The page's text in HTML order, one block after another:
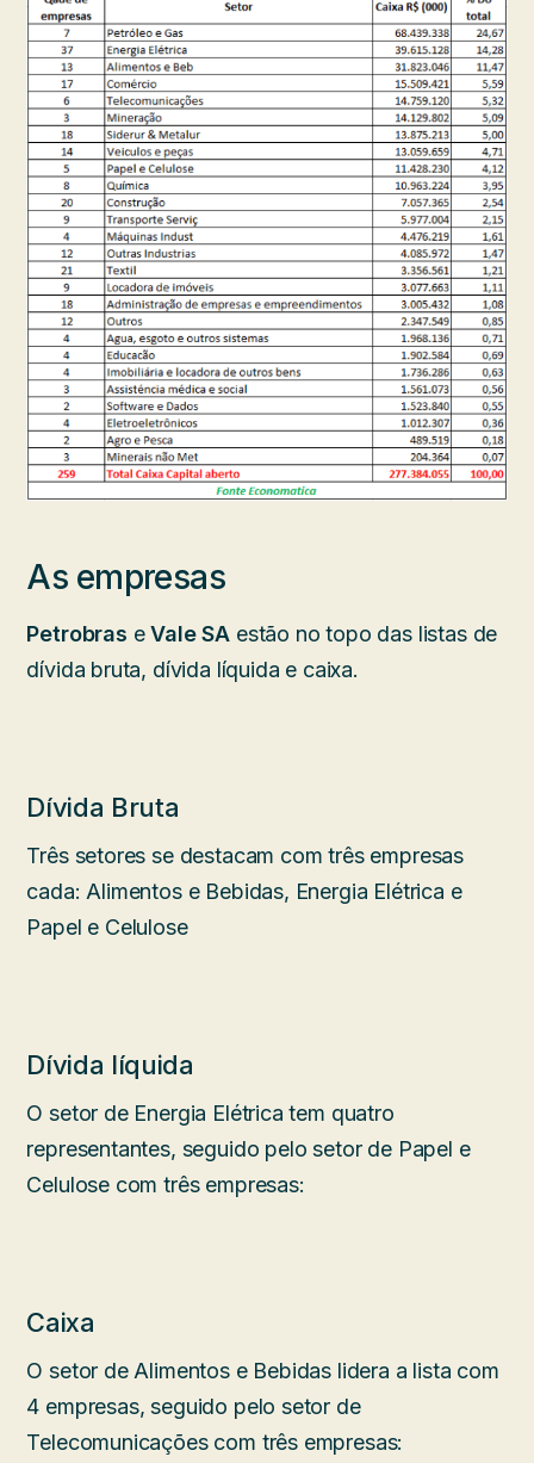
As empresas
Petrobras eVale SA estão no topo das listas de
dívida bruta, dívida líquida e caixa.
Dívida Bruta
Três setores se destacam com três empresas
cada: Alimentos e Bebidas, Energia Elétrica e
Papel e Celulose
Dívida líquida
O setor de Energia Elétrica tem quatro
representantes, seguido pelo setor de Papel e
Celulose com três empresas:
Caixa
O setor de Alimentos e Bebidas lidera a lista com
4 empresas, seguido pelo setor de
Telecomunicações com três empresas: